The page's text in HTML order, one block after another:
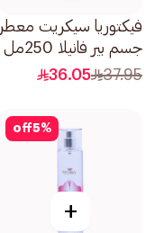
فيكتوريا سيكريت معطر
جسم بير فانيلا 250مل
37.95
36.05
5%
off
+